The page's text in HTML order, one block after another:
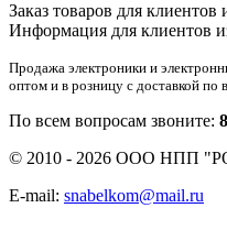
Заказ товаров для
Информация для клиентов
Продажа электроники и
оптом и в розницу с доставкой по
По всем вопросам звоните:
© 2010 - 2026 ООО НПП
E-mail: snabelkom@mail.ru